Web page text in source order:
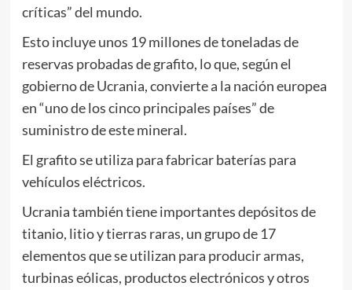
críticas” del mundo.
Esto incluye unos 19 millones de toneladas de
reservas probadas de grafito, lo que, según el
gobierno de Ucrania, convierte a la nación europea
en “uno de los cinco principales países” de
suministro de este mineral.
El grafito se utiliza para fabricar baterías para
vehículos eléctricos.
Ucrania también tiene importantes depósitos de
titanio, litio y tierras raras, un grupo de 17
elementos que se utilizan para producir armas,
turbinas eólicas, productos electrónicos y otros